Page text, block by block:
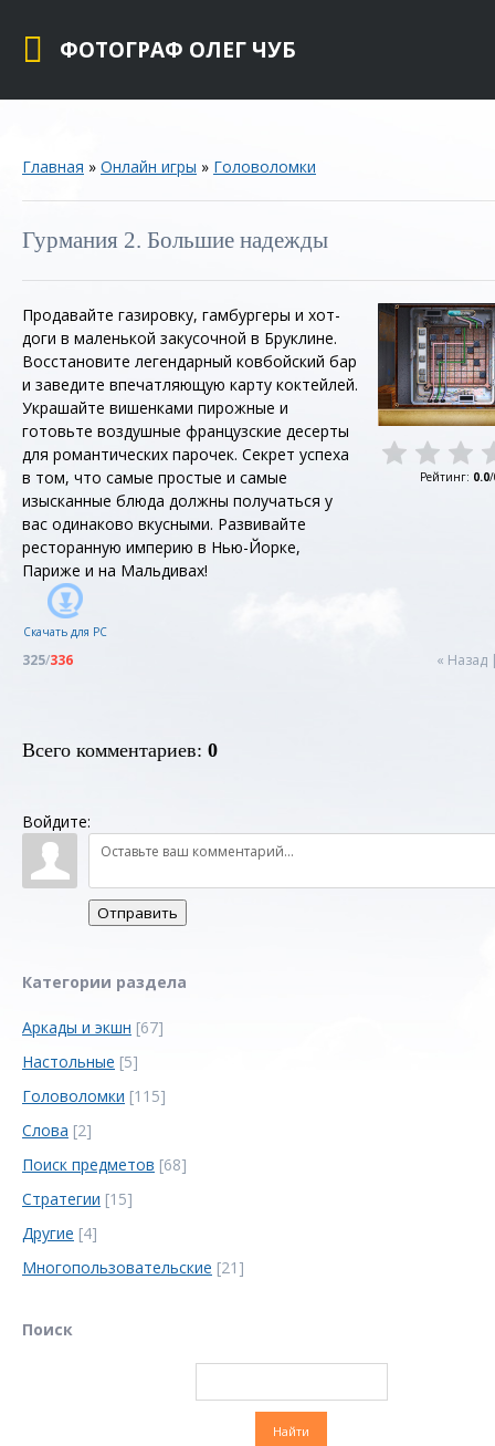
ФОТОГРАФ ОЛЕГ ЧУБ
Главная » Онлайн игры » Головоломки
Гурмания 2. Большие надежды
Продавайте газировку, гамбургеры и хот-
доги в маленькой закусочной в Бруклине.
Восстановите легендарный ковбойский бар
и заведите впечатляющую карту коктейлей.
Украшайте вишенками пирожные и
готовьте воздушные французские десерты
для романтических парочек. Секрет успеха
в том, что самые простые и самые
изысканные блюда должны получаться у
вас одинаково вкусными. Развивайте
ресторанную империю в Нью-Йорке,
Париже и на Мальдивах!
Скачать для PC
Рейтинг: 0.0/
« Назад
325/336
Всего комментариев: 0
Войдите:
Отправить
Категории раздела
Аркады и экшн [67]
Настольные [5]
Головоломки [115]
Слова [2]
Поиск предметов [68]
Стратегии [15]
Другие [4]
Многопользовательские [21]
Поиск